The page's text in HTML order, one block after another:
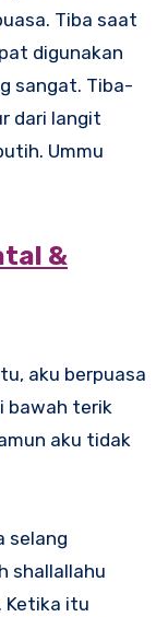
Tiba saat
digunakan
sangat. Tiba-
dari langit
Ummu
&
aku berpuasa
bawah terik
aku tidak
selang
shallallahu
Ketika itu